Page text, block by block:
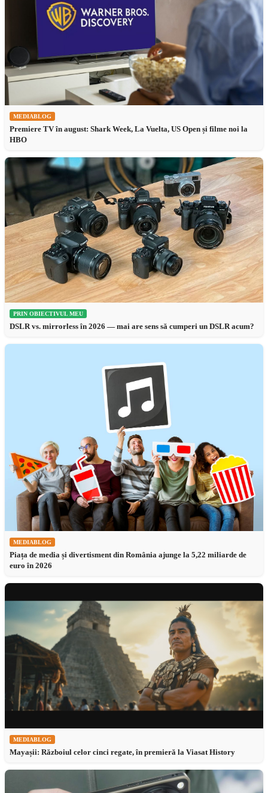
MEDIABLOG
Premiere TV în august: Shark Week, La Vuelta, US Open și filme noi la
HBO
PRIN OBIECTIVUL MEU
DSLR vs. mirrorless în 2026 — mai are sens să cumperi un DSLR acum?
MEDIABLOG
Piața de media și divertisment din România ajunge la 5,22 miliarde de
euro în 2026
MEDIABLOG
Mayașii: Războiul celor cinci regate, în premieră la Viasat History